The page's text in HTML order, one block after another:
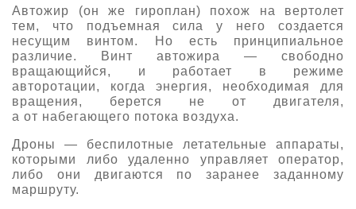
Даты будущих выставок
Документы
Контакты
Заявка на участие
Заочное участие
Прилет на выставку
Основные требования МВЦ «Крокус Экспо»
Для посетителей
Место проведения HeliRussia
Схема проезда
Правила доступа и пребывания Крокус Экспо
Для СМИ
Аккредитация прессы
Условия инфопартнёрства
Публикации о выставке
Пресс-релизы
Архив
Автожир (он же гироплан) похож на вертолет
тем, что подъемная сила у него создается
несущим винтом. Но есть принципиальное
различие. Винт автожира — свободно
вращающийся, и работает в режиме
авторотации, когда энергия, необходимая для
вращения, берется не от двигателя,
а от набегающего потока воздуха.
Дроны — беспилотные летательные аппараты,
которыми либо удаленно управляет оператор,
либо они двигаются по заранее заданному
маршруту.